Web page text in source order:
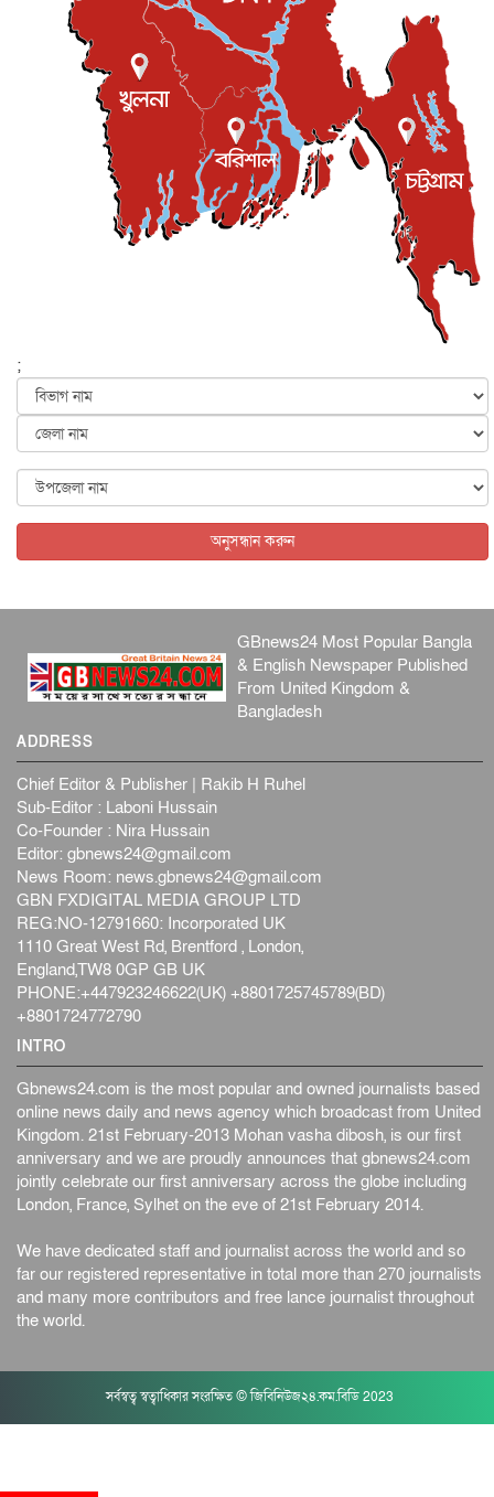
জাতীয় ৫ আগস্ট, ২০২৬
জুলাই গণ-অভ্যুত্থান দিবস আজ, স্মরণে দেশজুড়ে কর্মসূচি
জাতীয় ৫ আগস্ট, ২০২৬
জনগণ পরিবর্তন চেয়েছে বলেই জুলাই আন্দোলন সফল :
৫ আগস্ট, ২০২৬
বেনজীর আহমেদের সঙ্গে পরীমনির ঘনিষ্ঠ সম্পর্ক ছিল : নাসির
মাহম...
জাতীয় ৫ আগস্ট, ২০২৬
হরমুজ নিয়ে ইরান-মার্কিন চুক্তি হতে পারে আজ : মার্কিন অর্থমন...
৫ আগস্ট, ২০২৬
পৃথিবীর দিকে আসছে বিধ্বংসী বস্তু, পারমাণবিক বোমা দিয়ে করা
আন্তর্জাতিক ৫ আগস্ট, ২০২৬
কেনিয়ায় ১৫ হাতির রহস্যজনক মৃত্যু, সন্দেহের মুখে কীটনাশকের
আন্তর্জাতিক ৫ আগস্ট, ২০২৬
;
অনুসন্ধান করুন
GBnews24 Most Popular Bangla
& English Newspaper Published
From United Kingdom &
Bangladesh
ADDRESS
Chief Editor & Publisher | Rakib H Ruhel
Sub-Editor : Laboni Hussain
Co-Founder : Nira Hussain
Editor: gbnews24@gmail.com
News Room: news.gbnews24@gmail.com
GBN FXDIGITAL MEDIA GROUP LTD
REG:NO-12791660: Incorporated UK
1110 Great West Rd, Brentford , London,
England,TW8 0GP GB UK
PHONE:+447923246622(UK) +8801725745789(BD)
+8801724772790
INTRO
Gbnews24.com is the most popular and owned journalists based
online news daily and news agency which broadcast from United
Kingdom. 21st February-2013 Mohan vasha dibosh, is our first
anniversary and we are proudly announces that gbnews24.com
jointly celebrate our first anniversary across the globe including
London, France, Sylhet on the eve of 21st February 2014.
We have dedicated staff and journalist across the world and so
far our registered representative in total more than 270 journalists
and many more contributors and free lance journalist throughout
the world.
সর্বস্বত্ব স্বত্বাধিকার সংরক্ষিত © জিবিনিউজ২৪.কম.বিডি 2023